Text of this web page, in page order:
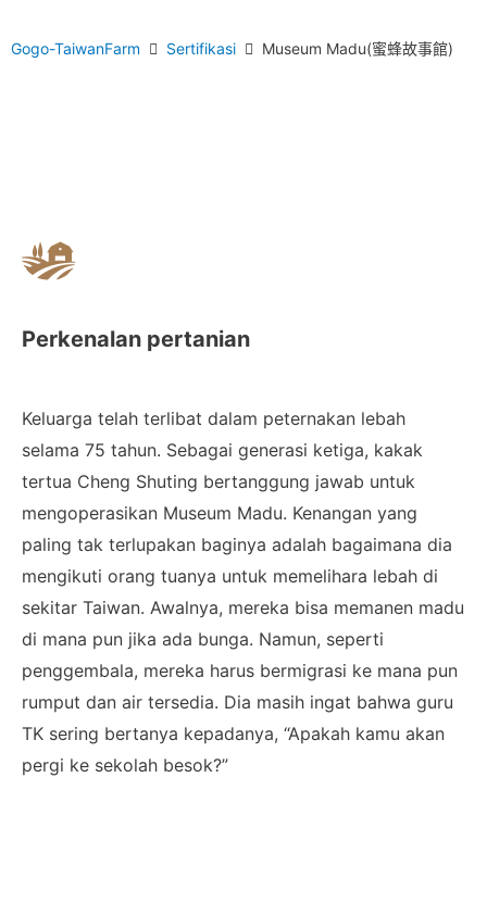
Gogo-TaiwanFarm Sertifikasi Museum Madu(蜜蜂故事館)
Perkenalan pertanian
Keluarga telah terlibat dalam peternakan lebah
selama 75 tahun. Sebagai generasi ketiga, kakak
tertua Cheng Shuting bertanggung jawab untuk
mengoperasikan Museum Madu. Kenangan yang
paling tak terlupakan baginya adalah bagaimana dia
mengikuti orang tuanya untuk memelihara lebah di
sekitar Taiwan. Awalnya, mereka bisa memanen madu
di mana pun jika ada bunga. Namun, seperti
penggembala, mereka harus bermigrasi ke mana pun
rumput dan air tersedia. Dia masih ingat bahwa guru
TK sering bertanya kepadanya, “Apakah kamu akan
pergi ke sekolah besok?”